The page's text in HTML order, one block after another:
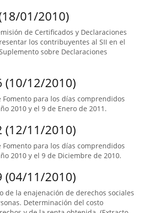
01/2010)
de Certificados y Declaraciones
los contribuyentes al SII en el
sobre Declaraciones
(10/12/2010)
para los días comprendidos
2010 y el 9 de Enero de 2011.
(12/11/2010)
para los días comprendidos
2010 y el 9 de Diciembre de 2010.
(04/11/2010)
la enajenación de derechos sociales
Determinación del costo